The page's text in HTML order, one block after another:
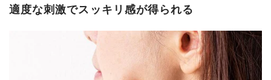
適度な刺激でスッキリ感が得られる